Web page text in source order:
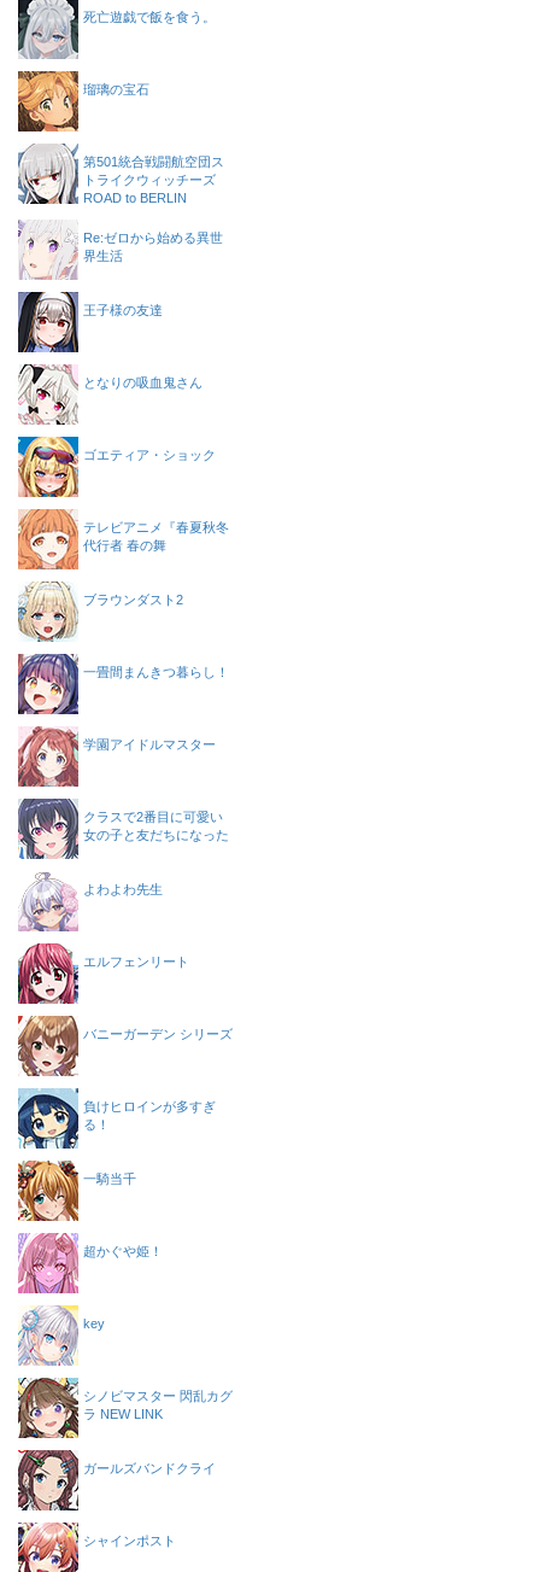
死亡遊戯で飯を食う。
瑠璃の宝石
第501統合戦闘航空団ス
トライクウィッチーズ
ROAD to BERLIN
Re:ゼロから始める異世
界生活
王子様の友達
となりの吸血鬼さん
ゴエティア・ショック
テレビアニメ『春夏秋冬
代行者 春の舞
ブラウンダスト2
一畳間まんきつ暮らし！
学園アイドルマスター
クラスで2番目に可愛い
女の子と友だちになった
よわよわ先生
エルフェンリート
バニーガーデン シリーズ
負けヒロインが多すぎ
る！
一騎当千
超かぐや姫！
key
シノビマスター 閃乱カグ
ラ NEW LINK
ガールズバンドクライ
シャインポスト